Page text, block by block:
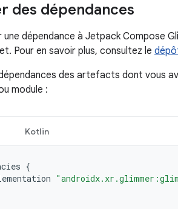
des dépendances
une dépendance à Jetpack Compose
Pour en savoir plus, consultez le
des artefacts dont vous
module :
Kotlin
{